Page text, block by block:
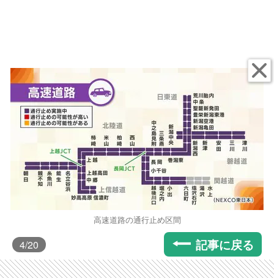
高速道路の通行止め区間
4/20 記事に戻る